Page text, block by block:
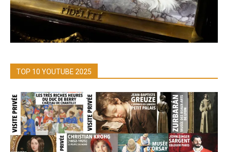
TOP 10 YOUTUBE 2025